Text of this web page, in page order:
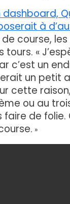
dashboard,
à
course,
«
c’est un
un petit
cette
ou au
de
»